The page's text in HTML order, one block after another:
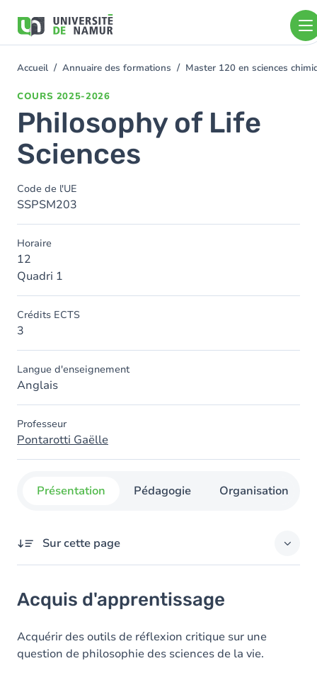
contenu
You
Accueil Annuaire des formations Master 120 en sciences
COURS 2025-2026
Philosophy of Life
Sciences
Code de l'UE
SSPSM203
Horaire
12
Quadri 1
Crédits ECTS
3
Langue d'enseignement
Anglais
Professeur
Pontarotti Gaëlle
Présentation Pédagogie Organisation
Sur cette page
Objectifs
Contenu
Acquis d'apprentissage
Acquérir des outils de réflexion critique sur une
question de philosophie des sciences de la vie.